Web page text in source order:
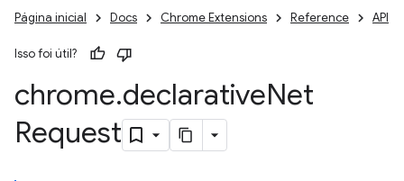
Página inicial Docs Chrome Extensions Reference API
Isso foi útil?
chrome.declarativeNet
Request